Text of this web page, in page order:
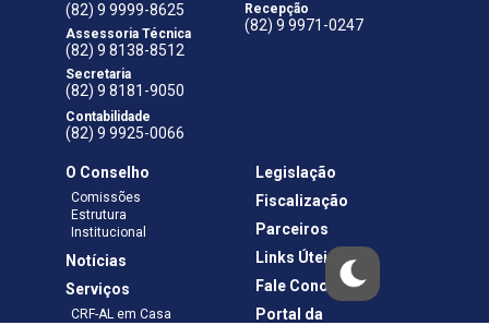
(82) 9 9999-8625
Assessoria Técnica
(82) 9 8138-8512
Secretaria
(82) 9 8181-9050
Contabilidade
(82) 9 9925-0066
Recepção
(82) 9 9971-0247
O Conselho
Comissões
Estrutura
Institucional
Notícias
Serviços
CRF-AL em Casa
Legislação
Fiscalização
Parceiros
Links Úteis
Fale Conosco
Portal da